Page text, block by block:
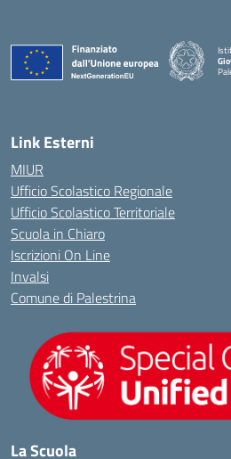
Link Esterni
MIUR
Ufficio Scolastico Regionale
Ufficio Scolastico Territoriale
Scuola in Chiaro
Iscrizioni On Line
Invalsi
Comune di Palestrina
La Scuola